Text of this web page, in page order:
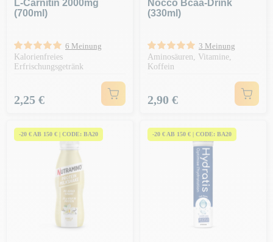
L-Carnitin 2000mg
(700ml)
6 Meinung
Kalorienfreies
Erfrischungsgetränk
Preis
2,25 €
Nocco Bcaa-Drink
(330ml)
3 Meinung
Aminosäuren, Vitamine,
Koffein
Preis
2,90 €
-20 € AB 150 € | CODE: BA20 -20 € AB 150 € | CODE: BA20